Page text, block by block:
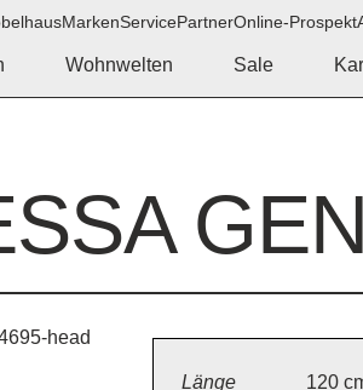
Wohnwelten Sale
MarkenServicePartnerOnline-Prospekt
Länge 120